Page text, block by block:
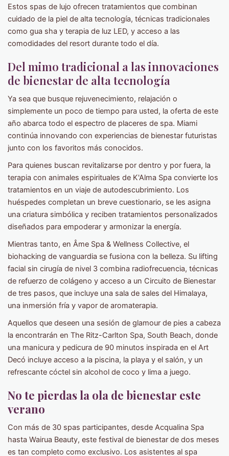
Estos spas de lujo ofrecen tratamientos que combinan
cuidado de la piel de alta tecnología, técnicas tradicionales
como gua sha y terapia de luz LED, y acceso a las
comodidades del resort durante todo el día.
Del mimo tradicional a las innovaciones
de bienestar de alta tecnología
Ya sea que busque rejuvenecimiento, relajación o
simplemente un poco de tiempo para usted, la oferta de este
año abarca todo el espectro de placeres de spa. Miami
continúa innovando con experiencias de bienestar futuristas
junto con los favoritos más conocidos.
Para quienes buscan revitalizarse por dentro y por fuera, la
terapia con animales espirituales de K'Alma Spa convierte los
tratamientos en un viaje de autodescubrimiento. Los
huéspedes completan un breve cuestionario, se les asigna
una criatura simbólica y reciben tratamientos personalizados
diseñados para empoderar y armonizar la energía.
Mientras tanto, en Âme Spa & Wellness Collective, el
biohacking de vanguardia se fusiona con la belleza. Su lifting
facial sin cirugía de nivel 3 combina radiofrecuencia, técnicas
de refuerzo de colágeno y acceso a un Circuito de Bienestar
de tres pasos, que incluye una sala de sales del Himalaya,
una inmersión fría y vapor de aromaterapia.
Aquellos que deseen una sesión de glamour de pies a cabeza
la encontrarán en The Ritz-Carlton Spa, South Beach, donde
una manicura y pedicura de 90 minutos inspirada en el Art
Decó incluye acceso a la piscina, la playa y el salón, y un
refrescante cóctel sin alcohol de coco y lima a juego.
No te pierdas la ola de bienestar este
verano
Con más de 30 spas participantes, desde Acqualina Spa
hasta Wairua Beauty, este festival de bienestar de dos meses
es tan completo como exclusivo. Los asistentes al spa